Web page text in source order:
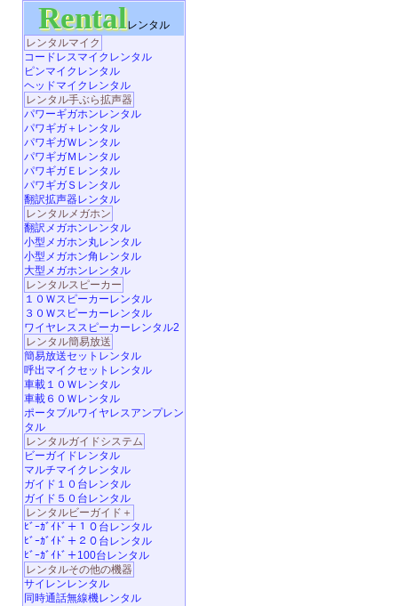
Rentalレンタル
レンタルマイク
コードレスマイクレンタル
ピンマイクレンタル
ヘッドマイクレンタル
レンタル手ぶら拡声器
パワーギガホンレンタル
パワギガ＋レンタル
パワギガＷレンタル
パワギガＭレンタル
パワギガＥレンタル
パワギガＳレンタル
翻訳拡声器レンタル
レンタルメガホン
翻訳メガホンレンタル
小型メガホン丸レンタル
小型メガホン角レンタル
大型メガホンレンタル
レンタルスピーカー
１０Ｗスピーカーレンタル
３０Ｗスピーカーレンタル
ワイヤレススピーカーレンタル2
レンタル簡易放送
簡易放送セットレンタル
呼出マイクセットレンタル
車載１０Ｗレンタル
車載６０Ｗレンタル
ポータブルワイヤレスアンプレン
タル
レンタルガイドシステム
ビーガイドレンタル
マルチマイクレンタル
ガイド１０台レンタル
ガイド５０台レンタル
レンタルビーガイド＋
ﾋﾞｰｶﾞｲﾄﾞ＋１０台レンタル
ﾋﾞｰｶﾞｲﾄﾞ＋２０台レンタル
ﾋﾞｰｶﾞｲﾄﾞ＋100台レンタル
レンタルその他の機器
サイレンレンタル
同時通話無線機レンタル